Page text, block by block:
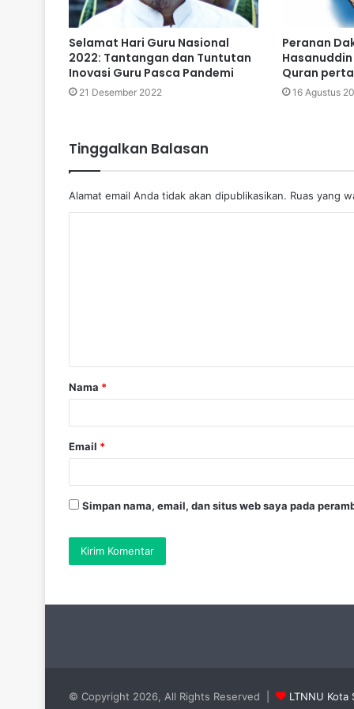
Selamat Hari Guru Nasional
2022: Tantangan dan Tuntutan
Inovasi Guru Pasca Pandemi
21 Desember 2022
Peranan
Quran
16 Agustus
Tinggalkan Balasan
Alamat email Anda tidak akan dipublikasikan. Ruas yang
a
r
Nama *
Email *
Simpan nama, email, dan situs web saya pada
© Copyright 2026, All Rights Reserved | LTNNU Kota